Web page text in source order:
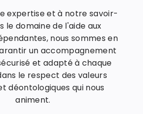
expertise et à notre savoir-
le domaine de l'aide aux
nous sommes en
un accompagnement
et adapté à chaque
le respect des valeurs
déontologiques qui nous
animent.